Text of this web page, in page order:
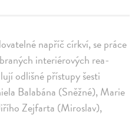
napříč církví, se práce
interiérových rea­
odlišné přístupy šesti
Balabána (Sněžné), Marie
Zejfarta (Miroslav),